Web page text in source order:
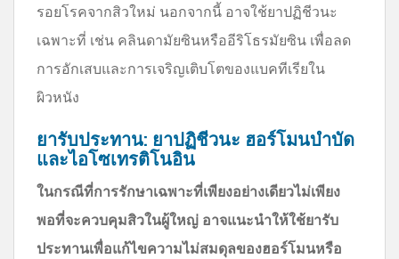
รอยโรคจากสิวใหม่ นอกจากนี้ อาจใช้ยาปฏิชีวนะ
เฉพาะที่ เช่น คลินดามัยซินหรืออีริโธรมัยซิน เพื่อลด
การอักเสบและการเจริญเติบโตของแบคทีเรียใน
ผิวหนัง
ยารับประทาน: ยาปฏิชีวนะ ฮอร์โมนบำบัด
และไอโซเทรติโนอิน
ในกรณีที่การรักษาเฉพาะที่เพียงอย่างเดียวไม่เพียง
พอที่จะควบคุมสิวในผู้ใหญ่ อาจแนะนำให้ใช้ยารับ
ประทานเพื่อแก้ไขความไม่สมดุลของฮอร์โมนหรือ